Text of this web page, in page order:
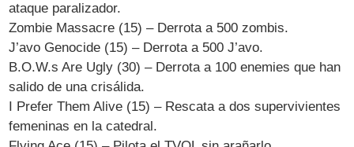
ataque paralizador.
Zombie Massacre (15) – Derrota a 500 zombis.
J’avo Genocide (15) – Derrota a 500 J’avo.
B.O.W.s Are Ugly (30) – Derrota a 100 enemies que han
salido de una crisálida.
I Prefer Them Alive (15) – Rescata a dos supervivientes
femeninas en la catedral.